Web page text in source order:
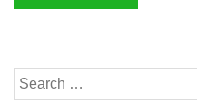
Search
for: